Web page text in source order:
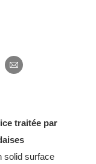
traitée par
solid surface